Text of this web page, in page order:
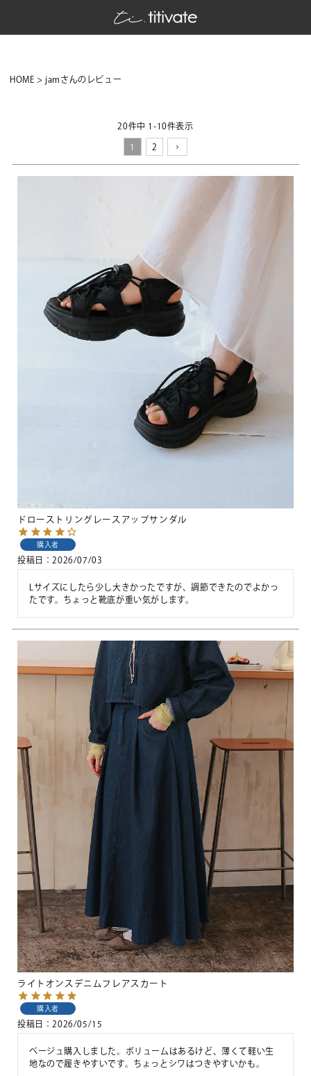
HOME jamさんのレビュー
20件中 1 -10件表示
1 2
ドローストリングレースアップサンダル
購入者
投稿日 2026/07/03
Lサイズにしたら少し大きかったですが、調節できたのでよかっ
たです。ちょっと靴底が重い気がします。
ライトオンスデニムフレアスカート
購入者
投稿日 2026/05/15
ベージュ購入しました。ボリュームはあるけど、薄くて軽い生
地なので履きやすいです。ちょっとシワはつきやすいかも。